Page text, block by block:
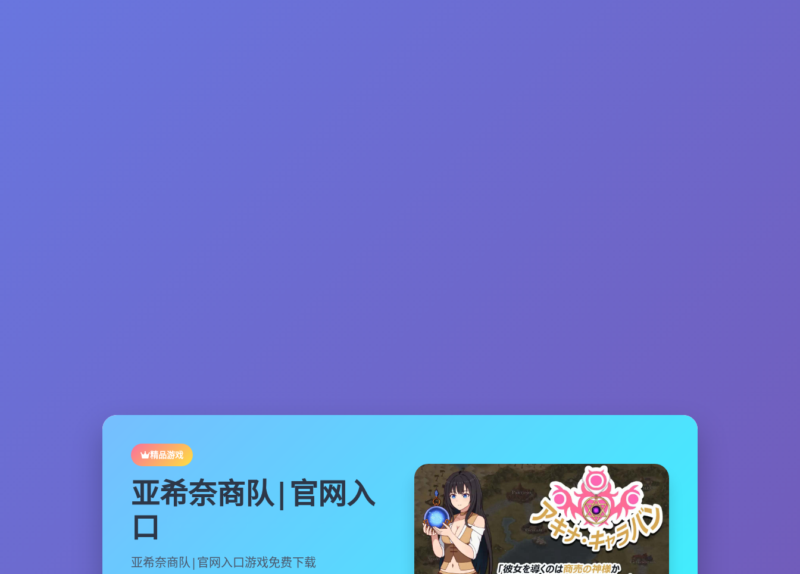
精品游戏
亚希奈商队|官网入
口
亚希奈商队|官网入口游戏免费下载